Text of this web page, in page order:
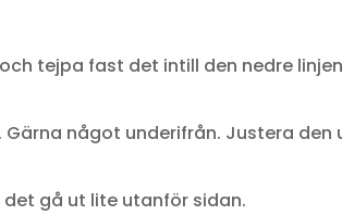
tejpa fast det intill den nedre
Gärna något underifrån. Justera den
gå ut lite utanför sidan.